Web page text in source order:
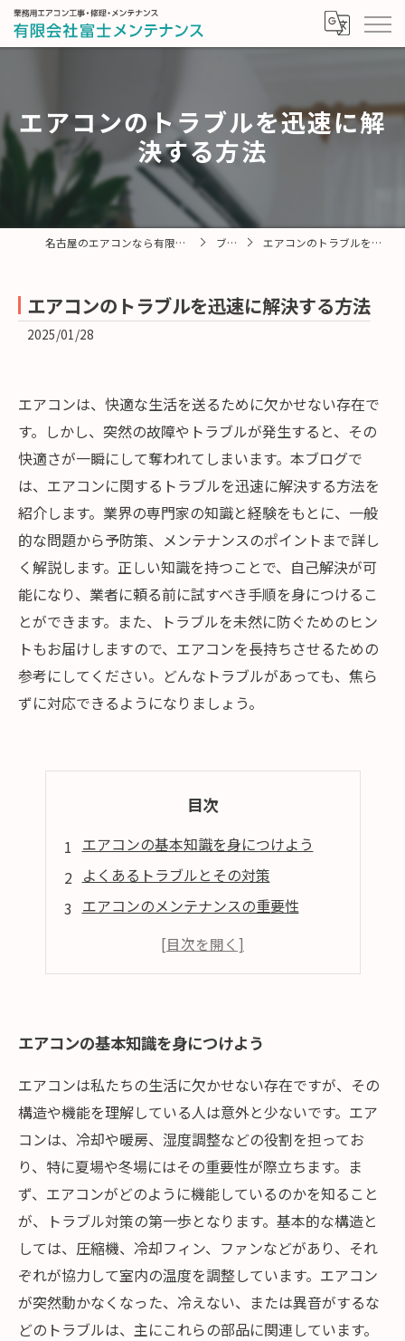
エアコンのトラブルを迅速に解
決する方法
名古屋のエアコンなら有限会社富士メンテナンス ブログ エアコンのトラブルを迅速に解決する方法
エアコンのトラブルを迅速に解決する方法
2025/01/28
エアコンは、快適な生活を送るために欠かせない存在で
す。しかし、突然の故障やトラブルが発生すると、その
快適さが一瞬にして奪われてしまいます。本ブログで
は、エアコンに関するトラブルを迅速に解決する方法を
紹介します。業界の専門家の知識と経験をもとに、一般
的な問題から予防策、メンテナンスのポイントまで詳し
く解説します。正しい知識を持つことで、自己解決が可
能になり、業者に頼る前に試すべき手順を身につけるこ
とができます。また、トラブルを未然に防ぐためのヒン
トもお届けしますので、エアコンを長持ちさせるための
参考にしてください。どんなトラブルがあっても、焦ら
ずに対応できるようになりましょう。
目次
エアコンの基本知識を身につけよう
よくあるトラブルとその対策
エアコンのメンテナンスの重要性
自己解決できるトラブルシューティング
エアコンの基本知識を身につけよう
エアコンは私たちの生活に欠かせない存在ですが、その
構造や機能を理解している人は意外と少ないです。エア
コンは、冷却や暖房、湿度調整などの役割を担ってお
り、特に夏場や冬場にはその重要性が際立ちます。ま
ず、エアコンがどのように機能しているのかを知ること
が、トラブル対策の第一歩となります。基本的な構造と
しては、圧縮機、冷却フィン、ファンなどがあり、それ
ぞれが協力して室内の温度を調整しています。エアコン
が突然動かなくなった、冷えない、または異音がするな
どのトラブルは、主にこれらの部品に関連しています。